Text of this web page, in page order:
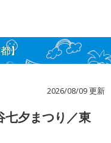
】
2026/08/09 更新
七夕まつり／東